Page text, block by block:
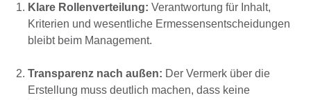
Klare Rollenverteilung: Verantwortung für Inhalt,
Kriterien und wesentliche Ermessensentscheidungen
bleibt beim Management.
Transparenz nach außen: Der Vermerk über die
Erstellung muss deutlich machen, dass keine